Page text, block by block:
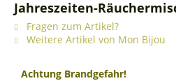
Jahreszeiten-
Fragen zum Artikel?
Weitere Artikel von Mon Bijou
Achtung Brandgefahr!